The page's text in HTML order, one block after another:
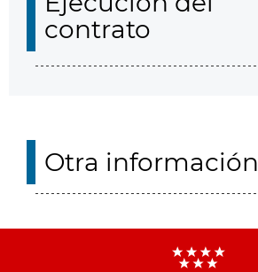
contrato
Otra información